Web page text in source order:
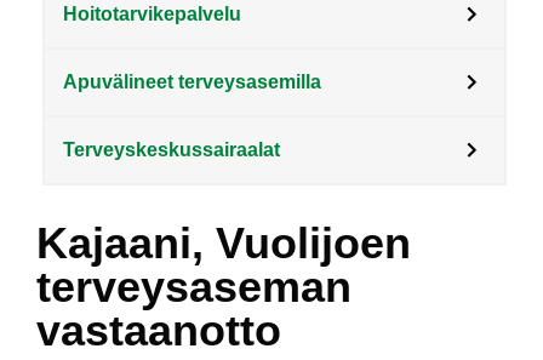
Hoitotarvikepalvelu
Apuvälineet terveysasemilla
Terveyskeskussairaalat
Kajaani, Vuolijoen
terveysaseman
vastaanotto